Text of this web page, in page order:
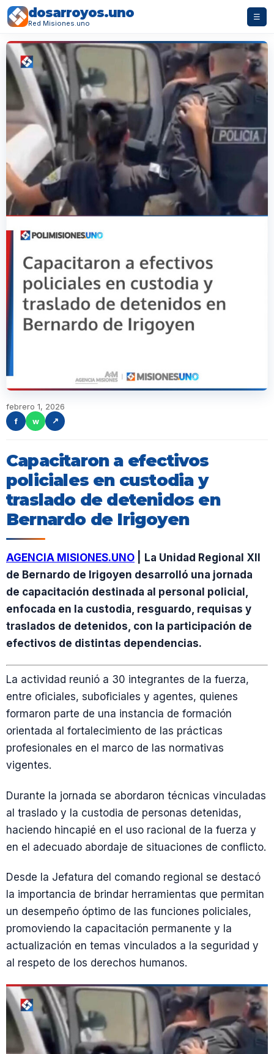
dosarroyos.uno
Red Misiones.uno
☰
febrero 1, 2026
f
w ↗
Capacitaron a efectivos
policiales en custodia y
traslado de detenidos en
Bernardo de Irigoyen
AGENCIA MISIONES.UNO
La Unidad Regional XII
de Bernardo de Irigoyen desarrolló una jornada
de capacitación destinada al personal policial,
enfocada en la custodia, resguardo, requisas y
traslados de detenidos, con la participación de
efectivos de distintas dependencias.
La actividad reunió a 30 integrantes de la fuerza,
entre oficiales, suboficiales y agentes, quienes
formaron parte de una instancia de formación
orientada al fortalecimiento de las prácticas
profesionales en el marco de las normativas
vigentes.
Durante la jornada se abordaron técnicas vinculadas
al traslado y la custodia de personas detenidas,
haciendo hincapié en el uso racional de la fuerza y
en el adecuado abordaje de situaciones de conflicto.
Desde la Jefatura del comando regional se destacó
la importancia de brindar herramientas que permitan
un desempeño óptimo de las funciones policiales,
promoviendo la capacitación permanente y la
actualización en temas vinculados a la seguridad y
al respeto de los derechos humanos.